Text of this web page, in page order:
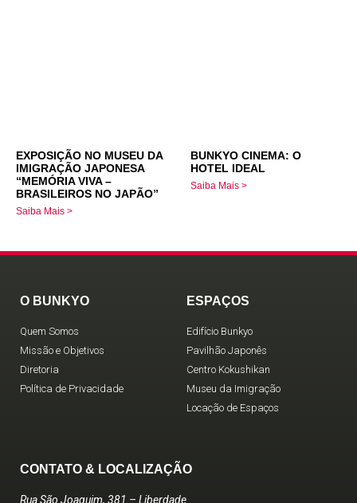
EXPOSIÇÃO NO MUSEU DA
IMIGRAÇÃO JAPONESA
“MEMÓRIA VIVA –
BRASILEIROS NO JAPÃO”
Saiba Mais >
BUNKYO CINEMA: O
HOTEL IDEAL
Saiba Mais >
O BUNKYO
Quem Somos
Missão e Objetivos
Diretoria
Política de Privacidade
ESPAÇOS
Edifício Bunkyo
Pavilhão Japonês
Centro Kokushikan
Museu da Imigração
Locação de Espaços
CONTATO & LOCALIZAÇÃO
Rua São Joaquim, 381 – Liberdade